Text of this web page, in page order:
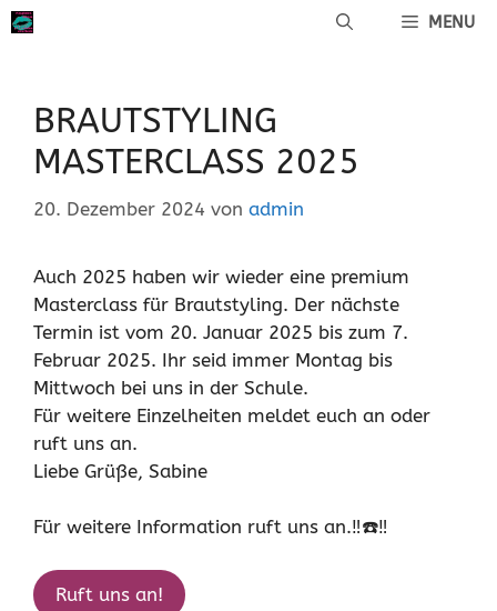
Zum
Inhalt
MENU
BRAUTSTYLING
MASTERCLASS 2025
20. Dezember 2024 von admin
Auch 2025 haben wir wieder eine premium
Masterclass für Brautstyling. Der nächste
Termin ist vom 20. Januar 2025 bis zum 7.
Februar 2025. Ihr seid immer Montag bis
Mittwoch bei uns in der Schule.
Für weitere Einzelheiten meldet euch an oder
ruft uns an.
Liebe Grüße, Sabine
Für weitere Information ruft uns an.‼️☎️‼️
Ruft uns an!